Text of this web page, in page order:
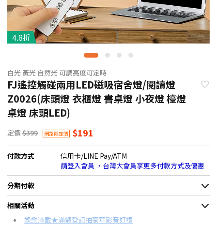
4.8折
白光 黃光 自然光 可調亮度可定時
FJ遙控觸碰兩用LED磁吸宿舍燈/閱讀燈
Z0026(床頭燈 衣櫃燈 書桌燈 小夜燈 檯燈
桌燈 床頭LED)
定價 $399 網路限定價 $191
付款方式
信用卡/LINE Pay/ATM
請登入會員 ，台灣大會員享更多付款方式及優惠
分期付款
＊實際可分期數、適用利率，請以購物車顯示為主
信用卡分期
相關活動
娛樂滿載★滿額登記抽豪華影音好禮